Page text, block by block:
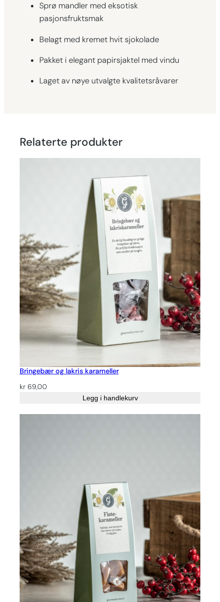
m
Sprø mandler med eksotisk
pasjonsfruktsmak
Belagt med kremet hvit sjokolade
Pakket i elegant papirsjaktel med vindu
Laget av nøye utvalgte kvalitetsråvarer
Relaterte produkter
Bringebær og lakris karameller
kr69,00
Legg i handlekurv